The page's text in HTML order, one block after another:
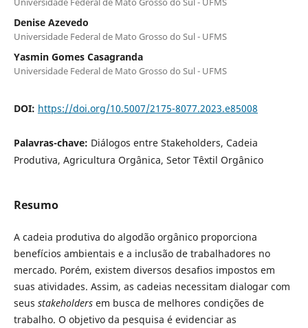
Denise Azevedo
Universidade Federal de Mato Grosso do Sul - UFMS
Yasmin Gomes Casagranda
Universidade Federal de Mato Grosso do Sul - UFMS
DOI: https://doi.org/10.5007/2175-8077.2023.e85008
Palavras-chave: Diálogos entre Stakeholders, Cadeia
Produtiva, Agricultura Orgânica, Setor Têxtil Orgânico
Resumo
A cadeia produtiva do algodão orgânico proporciona
benefícios ambientais e a inclusão de trabalhadores no
mercado. Porém, existem diversos desafios impostos em
suas atividades. Assim, as cadeias necessitam dialogar com
seus stakeholdersem busca de melhores condições de
trabalho. O objetivo da pesquisa é evidenciar as